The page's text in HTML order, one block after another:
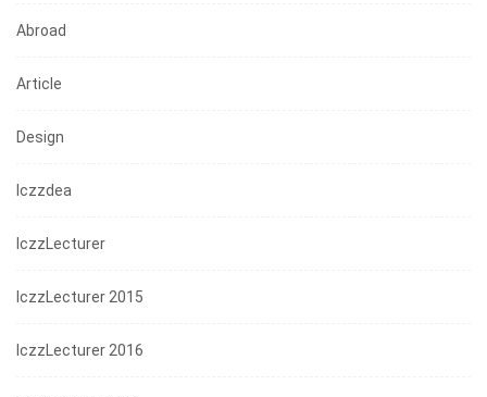
Abroad
Article
Design
Iczzdea
IczzLecturer
IczzLecturer 2015
IczzLecturer 2016